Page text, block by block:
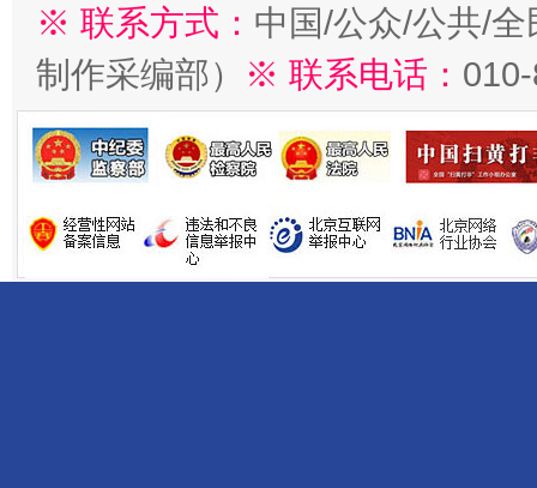
※ 联系方式： 中国/公众/公共/
制作采编部）
※ 联系电话：